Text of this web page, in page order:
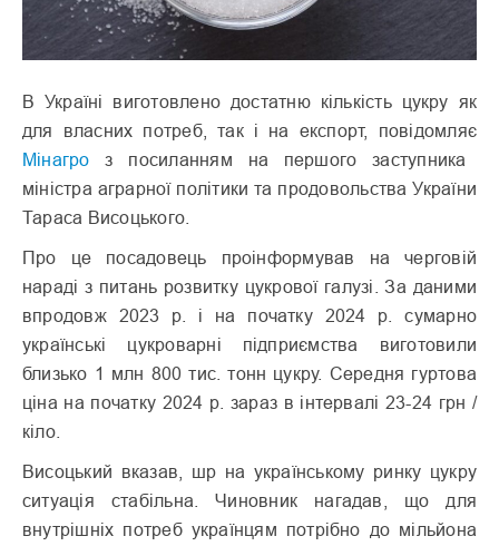
В Україні виготовлено достатню кількість цукру як
для власних потреб, так і на експорт, повідомляє
Мінагро з посиланням на першого заступника
міністра аграрної політики та продовольства України
Тараса Висоцького.
Про це посадовець проінформував на черговій
нараді з питань розвитку цукрової галузі. За даними
впродовж 2023 р. і на початку 2024 р. сумарно
українські цукроварні підприємства виготовили
близько 1 млн 800 тис. тонн цукру. Середня гуртова
ціна на початку 2024 р. зараз в інтервалі 23-24 грн /
кіло.
Висоцький вказав, шр на українському ринку цукру
ситуація стабільна. Чиновник нагадав, що для
внутрішніх потреб українцям потрібно до мільйона